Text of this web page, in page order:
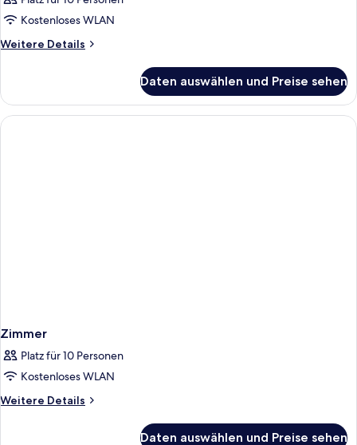
Kostenloses WLAN
Weitere Details
Weitere
Daten auswählen und Preise sehen
Zimmer
Platz für 10 Personen
Kostenloses WLAN
Weitere Details
Weitere
Daten auswählen und Preise sehen